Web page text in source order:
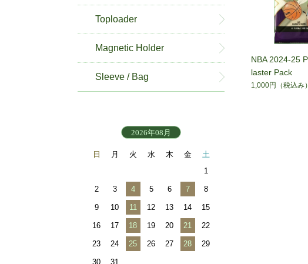
NBA 2024-25
laster Pack
1,000円 （税込み）
Toploader
Magnetic Holder
Sleeve / Bag
2026年08月
日 月 火 水 木 金
土
1
2 3 4 5 6 7 8
9 10 11 12 13 14 15
16 17 18 19 20 21 22
23 24 25 26 27 28 29
30 31